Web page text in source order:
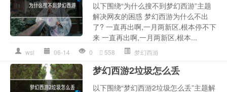
以下围绕“为什么搜不到梦幻西游”主题
解决网友的困惑 梦幻西游为什么不出
了? 一直再出啊,一月两新区,根本停不下
来 一直再出啊,一月两新区,根本...
wsl 06-14 0 558 梦幻西游
梦幻西游2垃圾怎么丢
以下围绕“梦幻西游2垃圾怎么丢”主题解